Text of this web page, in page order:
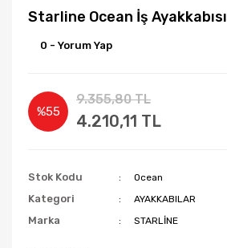
Starline Ocean İş Ayakkabısı
0 - Yorum Yap
%55
9.355,80 TL
4.210,11 TL
Stok Kodu Ocean
Kategori AYAKKABILAR
Marka STARLİNE